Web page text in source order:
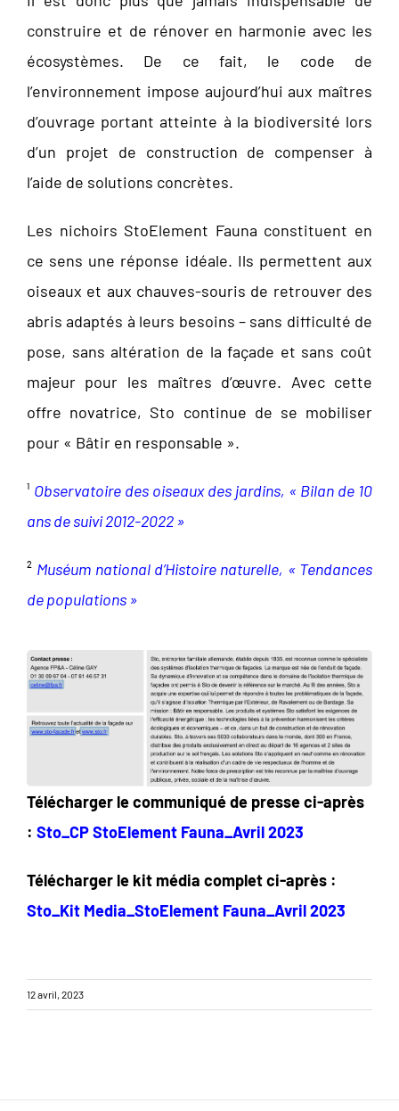
construire et de rénover en harmonie avec les
écosystèmes. De ce fait, le code de
l’environnement impose aujourd’hui aux maîtres
d’ouvrage portant atteinte à la biodiversité lors
d’un projet de construction de compenser à
l’aide de solutions concrètes.
Les nichoirs StoElement Fauna constituent en
ce sens une réponse idéale. Ils permettent aux
oiseaux et aux chauves-souris de retrouver des
abris adaptés à leurs besoins – sans difficulté de
pose, sans altération de la façade et sans coût
majeur pour les maîtres d’œuvre. Avec cette
offre novatrice, Sto continue de se mobiliser
pour « Bâtir en responsable ».
¹ Observatoire des oiseaux des jardins, « Bilan de 10
ans de suivi 2012-2022 »
² Muséum national d’Histoire naturelle, « Tendances
de populations »
Télécharger le communiqué de presse ci-après
: Sto_CP StoElement Fauna_Avril 2023
Télécharger le kit média complet ci-après :
Sto_Kit Media_StoElement Fauna_Avril 2023
12 avril, 2023